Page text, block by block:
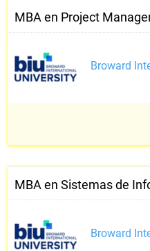
MBA en Project
Broward
MBA en Sistemas de
Broward